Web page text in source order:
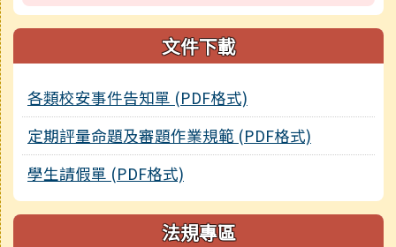
文件下載
各類校安事件告知單 (PDF格式)
定期評量命題及審題作業規範 (PDF格式)
學生請假單 (PDF格式)
法規專區